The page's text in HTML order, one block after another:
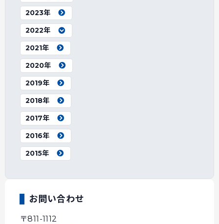
2023年
2022年
2021年
2020年
2019年
2018年
2017年
2016年
2015年
お問い合わせ
〒811-1112